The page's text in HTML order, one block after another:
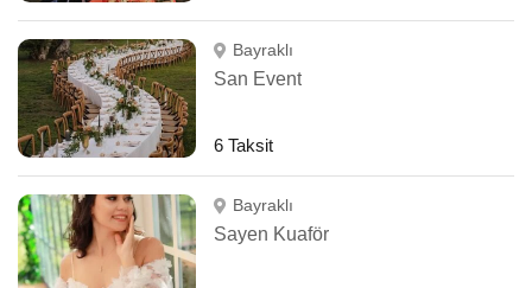
Bayraklı
San Event
6 Taksit
Bayraklı
Sayen Kuaför